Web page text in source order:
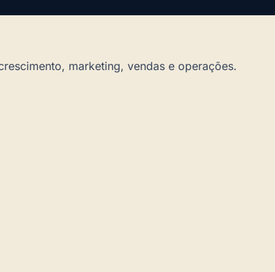
marketing, vendas e operações.